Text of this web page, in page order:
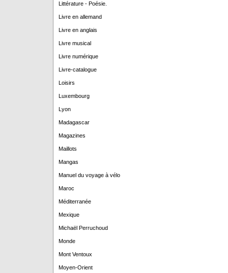
Littérature - Poésie.
Livre en allemand
Livre en anglais
Livre musical
Livre numérique
Livre-catalogue
Loisirs
Luxembourg
Lyon
Madagascar
Magazines
Maillots
Mangas
Manuel du voyage à vélo
Maroc
Méditerranée
Mexique
Michaël Perruchoud
Monde
Mont Ventoux
Moyen-Orient